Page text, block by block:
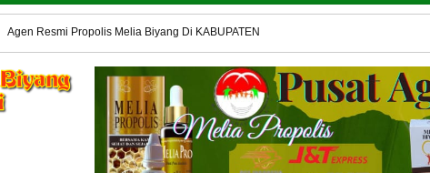
Agen Resmi Propolis Melia Biyang Di KABUPATEN
DONGGALA
Agen Resmi Propolis Melia Biyang Di BOGOR
Agen Resmi Propolis Melia Biyang Thailand
Agen Resmi Melia Propolis Biyang Kartosuro
Agen Resmi Propolis Melia Biyang Di BANJARNEGARA